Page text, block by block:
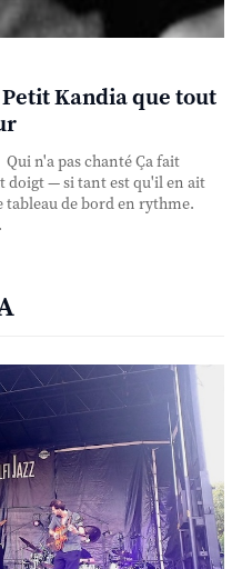
Kandia que tout
n'a pas chanté Ça fait
doigt — si tant est qu'il en ait
de bord en rythme.